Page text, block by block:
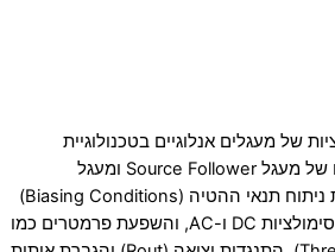
של מעגלים אנלוגיים בטכנולוגיית
CMOS, תוך בדיקה וניתוח של מעגל Source Follower ומעגל
Cascode. העבודה כוללת ניתוח תנאי ההטיה (Biasing Conditions)
של הטרנזיסטורים, ביצוע סימולציות DC ו-AC, והשפעת פרמטרים כמו